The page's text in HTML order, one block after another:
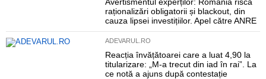
raționalizări obligatorii și blackout, din
cauza lipsei investițiilor. Apel către ANRE
ADEVARUL.RO
Reacția învățătoarei care a luat 4,90 la
titularizare: „M-a trecut din iad în rai”. La
ce notă a ajuns după contestație